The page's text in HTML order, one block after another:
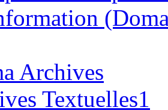
Archives
Textuelles1